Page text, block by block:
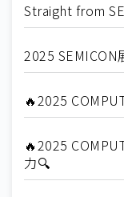
Straight from
2025 SEMICON
🔥2025
🔥2025
力🔍